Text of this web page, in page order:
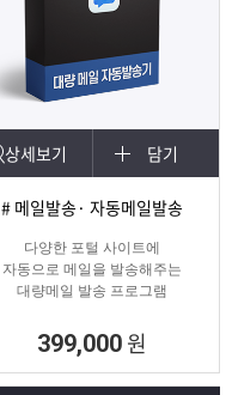
상세보기 담기
# 메일발송· 자동메일발송
다양한 포털 사이트에
자동으로 메일을 발송해주는
대량메일 발송 프로그램
399,000 원